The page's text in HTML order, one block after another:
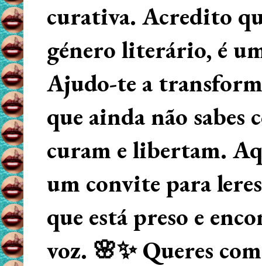
curativa. Acredito
género literário, é
Ajudo-te a
que ainda não
curam e libertam.
um convite para
que está preso e
voz. 🌸✨ Queres